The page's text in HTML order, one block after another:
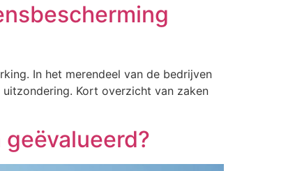
In het merendeel van de bedrijven
Kort overzicht van zaken
geëvalueerd?